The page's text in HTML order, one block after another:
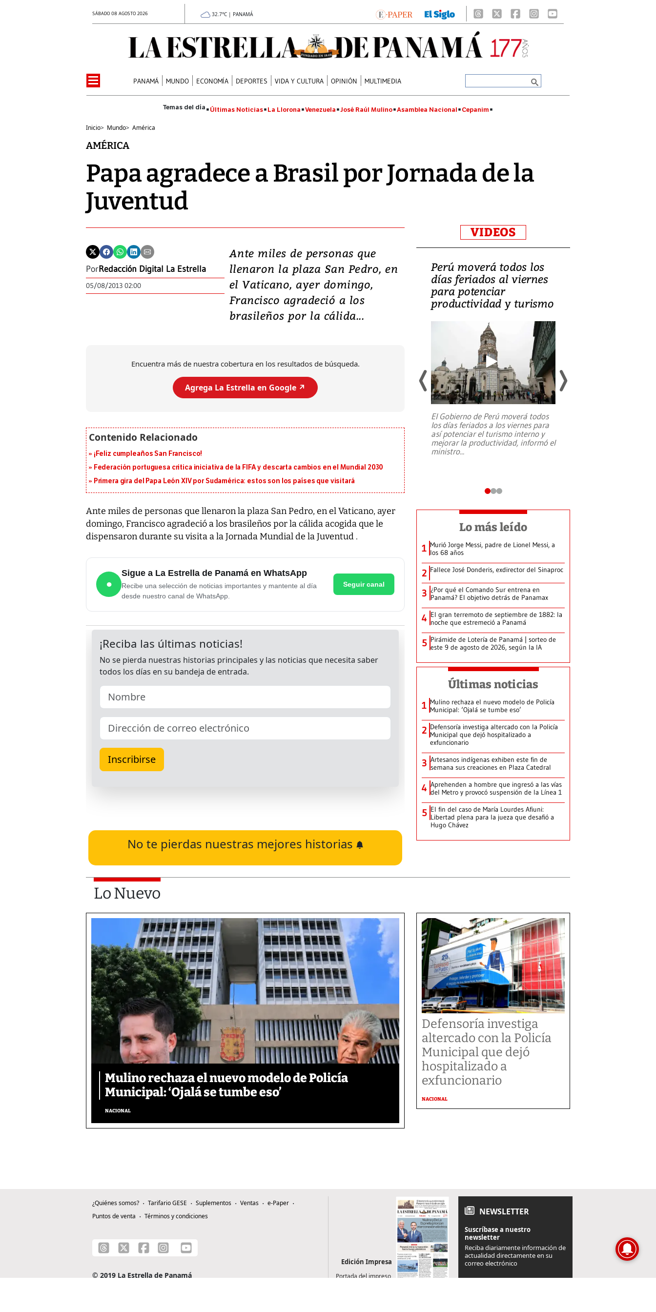
SÁBADO 08 AGOSTO 2026 32.7°C | PANAMÁ
PANAMÁ MUNDO ECONOMÍA DEPORTES VIDA Y CULTURA OPINIÓN MULTIMEDIA
Últimas Noticias La Llorona Venezuela José Raúl Mulino Asamblea Nacional Cepanim
Inicio> Mundo> América
AMÉRICA
Papa agradece a Brasil por Jornada de la
Juventud
PorRedacción Digital La Estrella
05/08/2013 02:00
Ante miles de personas que
llenaron la plaza San Pedro, en
el Vaticano, ayer domingo,
Francisco agradeció a los
brasileños por la cálida...
Encuentra más de nuestra cobertura en los resultados de búsqueda.
Agrega La Estrella en Google ↗️
¡Feliz cumpleaños San Francisco!
Federación portuguesa critica iniciativa de la FIFA y descarta cambios en el Mundial 2030
Primera gira del Papa León XIV por Sudamérica: estos son los países que visitará
Ante miles de personas que llenaron la plaza San Pedro, en el Vaticano, ayer
domingo, Francisco agradeció a los brasileños por la cálida acogida que le
dispensaron durante su visita a la Jornada Mundial de la Juventud .
●
Sigue a La Estrella de Panamá en WhatsApp
Recibe una selección de noticias importantes y mantente al día
desde nuestro canal de WhatsApp.
Seguir canal
No te pierdas nuestras mejores historias
VIDEOS
Video: Lula lanza su
candidatura con
promesas de inversión
en defensa, educación y
tierras raras
Entre recuerdos y escuetas
candidatura...
Perú moverá todos los
días feriados al viernes
para potenciar
productividad y turismo
El Gobierno de Perú moverá todos
los días feriados a los viernes para
así potenciar el turismo interno y
mejorar la productividad, informó el
ministro...
Lo más leído
1 Murió Jorge Messi, padre de Lionel Messi, a
los 68 años
2 Fallece José Donderis, exdirector del Sinaproc
3 ¿Por qué el Comando Sur entrena en
Panamá? El objetivo detrás de Panamax
4 El gran terremoto de septiembre de 1882: la
noche que estremeció a Panamá
5 Pirámide de Lotería de Panamá | sorteo de
este 9 de agosto de 2026, según la IA
Últimas noticias
1 Mulino rechaza el nuevo modelo de Policía
Municipal: ‘Ojalá se tumbe eso’
2 Defensoría investiga altercado con la Policía
Municipal que dejó hospitalizado a
exfuncionario
3 Artesanos indígenas exhiben este fin de
semana sus creaciones en Plaza Catedral
4 Aprehenden a hombre que ingresó a las vías
del Metro y provocó suspensión de la Línea 1
5 El fin del caso de María Lourdes Afiuni:
Libertad plena para la jueza que desafió a
Hugo Chávez
Lo Nuevo
Mulino rechaza el nuevo modelo de Policía
Municipal: ‘Ojalá se tumbe eso’
NACIONAL
Defensoría investiga
altercado con la Policía
Municipal que dejó
hospitalizado a
exfuncionario
NACIONAL
¿Quiénes somos? Tarifario GESE Suplementos Ventas
e-Paper
Puntos de venta
Términos y condiciones
© 2019 La Estrella de Panamá
Edición Impresa
Portada del impreso
NEWSLETTER
Suscríbase a nuestro
newsletter
Reciba diariamente información de
actualidad directamente en su
correo electrónico